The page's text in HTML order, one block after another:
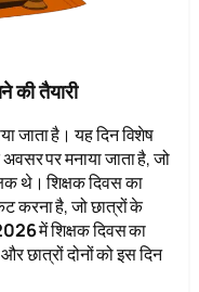
की तैयारी
जाता है। यह दिन विशेष
पर मनाया जाता है, जो
थे। शिक्षक दिवस का
करना है, जो छात्रों के
में शिक्षक दिवस का
छात्रों दोनों को इस दिन